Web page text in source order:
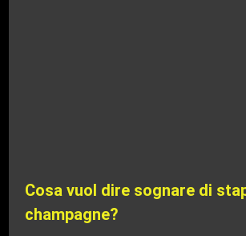
Cosa vuol dire sognare di
champagne?